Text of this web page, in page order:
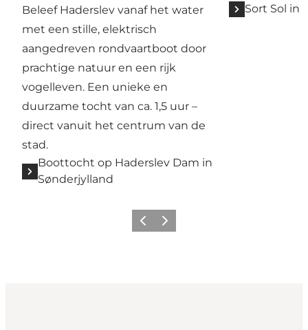
Beleef Haderslev vanaf het water
met een stille, elektrisch
aangedreven rondvaartboot door
prachtige natuur en een rijk
vogelleven. Een unieke en
duurzame tocht van ca. 1,5 uur –
direct vanuit het centrum van de
stad.
Boottocht op Haderslev Dam in
Sønderjylland
Sort Sol in
Vorige Volgende